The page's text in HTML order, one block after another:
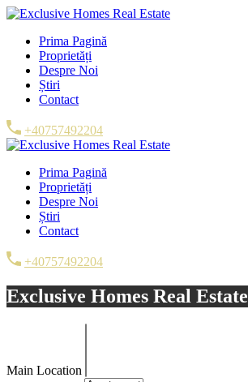
Prima Pagină
Proprietăți
Despre Noi
Știri
Contact
+40757492204
Prima Pagină
Proprietăți
Despre Noi
Știri
Contact
+40757492204
Exclusive Homes Real Estate
Main Location